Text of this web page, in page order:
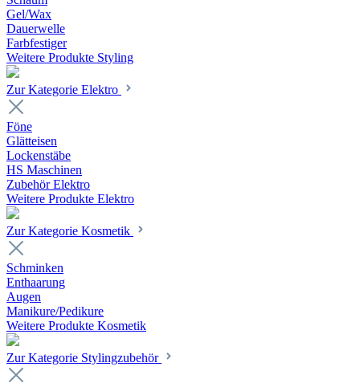
Gel/Wax
Dauerwelle
Farbfestiger
Weitere Produkte Styling
Zur Kategorie Elektro
Föne
Glätteisen
Lockenstäbe
HS Maschinen
Zubehör Elektro
Weitere Produkte Elektro
Zur Kategorie Kosmetik
Schminken
Enthaarung
Augen
Manikure/Pedikure
Weitere Produkte Kosmetik
Zur Kategorie Stylingzubehör